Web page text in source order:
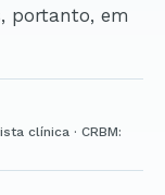
portanto, em
clínica · CRBM: